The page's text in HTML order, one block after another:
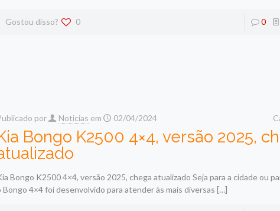
Gostou disso? 0 0
por Noticias em 02/04/2024
Bongo K2500 4×4, versão 2025,
Bongo K2500 4×4, versão 2025, chega atualizado Seja para a cidade ou
Bongo 4×4 foi desenvolvido para atender às mais diversas […]